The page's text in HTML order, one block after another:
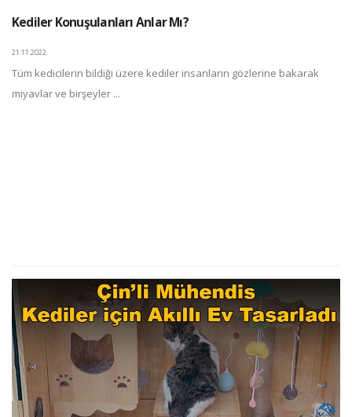
Kediler Konuşulanları Anlar Mı?
21.11.2022
Tüm kedicilerin bildiği üzere kediler insanların gözlerine bakarak
miyavlar ve birşeyler ...